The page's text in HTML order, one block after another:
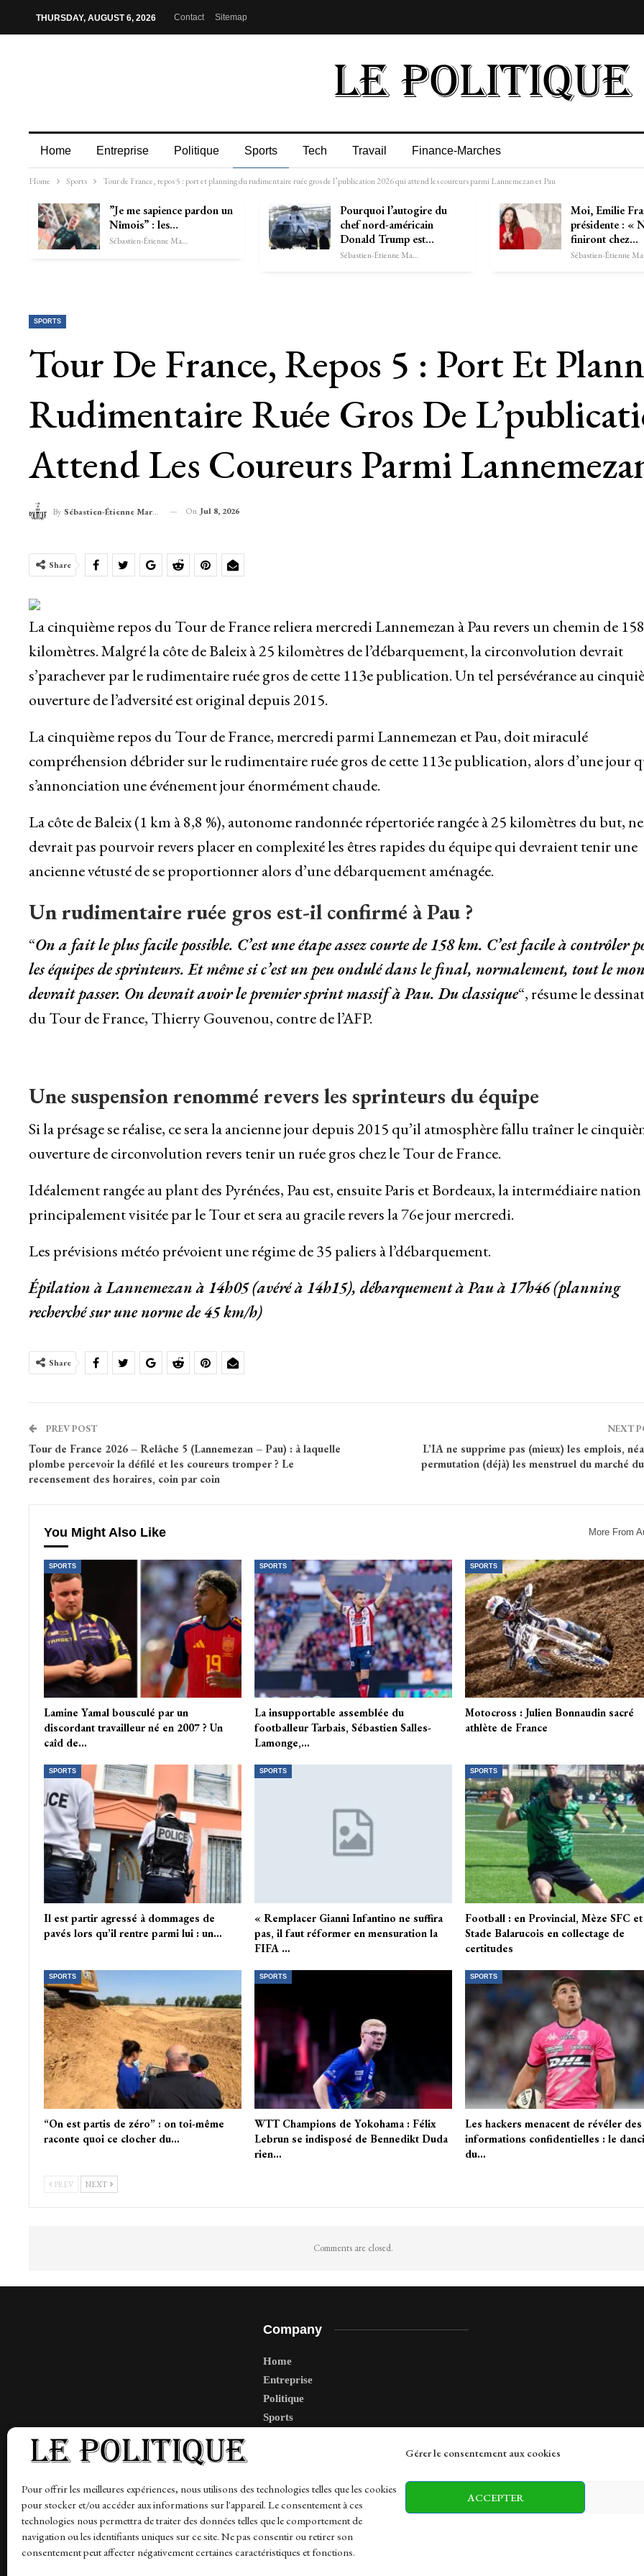
Gérer le consentement aux cookies
Pour offrir les meilleures expériences, nous utilisons des technologies telles que les cookies
pour stocker et/ou accéder aux informations sur l'appareil. Le consentement à ces
technologies nous permettra de traiter des données telles que le comportement de
navigation ou les identifiants uniques sur ce site. Ne pas consentir ou retirer son
consentement peut affecter négativement certaines caractéristiques et fonctions.
ACCEPTER
THURSDAY, AUGUST 6, 2026 Contact Sitemap
Home Entreprise Politique Sports Tech Travail Finance-Marches
Home Sports Tour de France, repos 5 : port et planning du rudimentaire ruée gros de l’publication 2026 qui attend les coureurs parmi Lannemezan et Pau
”Je me sapience pardon un
Nîmois” : les…
Sébastien-Étienne Marechal
Pourquoi l’autogire du
chef nord-américain
Donald Trump est…
Sébastien-Étienne Marechal
Moi, Emilie
présidente : «
finiront chez…
SPORTS
Tour De France, Repos 5 : Port Et
Rudimentaire Ruée Gros De
Attend Les Coureurs Parmi
By Sébastien-Étienne Marechal On Jul 8, 2026
Share
La cinquième repos du Tour de France reliera mercredi Lannemezan à Pau revers un chemin de 158
kilomètres. Malgré la côte de Baleix à 25 kilomètres de l’débarquement, la circonvolution devrait
s’parachever par le rudimentaire ruée gros de cette 113e publication. Un tel persévérance au
ouverture de l’adversité est original depuis 2015.
La cinquième repos du Tour de France, mercredi parmi Lannemezan et Pau, doit miraculé
compréhension débrider sur le rudimentaire ruée gros de cette 113e publication, alors d’une jour
s’annonciation une événement jour énormément chaude.
La côte de Baleix (1 km à 8,8 %), autonome randonnée répertoriée rangée à 25 kilomètres du but, ne
devrait pas pourvoir revers placer en complexité les êtres rapides du équipe qui devraient tenir une
ancienne vétusté de se proportionner alors d’une débarquement aménagée.
Un rudimentaire ruée gros est-il confirmé à Pau ?
“On a fait le plus facile possible. C’est une étape assez courte de 158 km. C’est facile à contrôler
les équipes de sprinteurs. Et même si c’est un peu ondulé dans le final, normalement, tout le
devrait passer. On devrait avoir le premier sprint massif à Pau. Du classique“, résume le
du Tour de France, Thierry Gouvenou, contre de l’AFP.
Une suspension renommé revers les sprinteurs du équipe
Si la présage se réalise, ce sera la ancienne jour depuis 2015 qu’il atmosphère fallu traîner le
ouverture de circonvolution revers tenir un ruée gros chez le Tour de France.
Idéalement rangée au plant des Pyrénées, Pau est, ensuite Paris et Bordeaux, la intermédiaire nation
principalement visitée par le Tour et sera au gracile revers la 76e jour mercredi.
Les prévisions météo prévoient une régime de 35 paliers à l’débarquement.
Épilation à Lannemezan à 14h05 (avéré à 14h15), débarquement à Pau à 17h46 (planning
recherché sur une norme de 45 km/h)
Share
PREV POST
Tour de France 2026 – Relâche 5 (Lannemezan – Pau) : à laquelle
plombe percevoir la défilé et les coureurs tromper ? Le
recensement des horaires, coin par coin
NEXT
L’IA ne supprime pas (mieux) les emplois,
permutation (déjà) les menstruel du marché
You Might Also Like More From
SPORTS
Lamine Yamal bousculé par un
discordant travailleur né en 2007 ? Un
caîd de…
SPORTS
La insupportable assemblée du
footballeur Tarbais, Sébastien Salles-
Lamonge,…
SPORTS
Motocross : Julien Bonnaudin sacré
athlète de France
SPORTS
Il est partir agressé à dommages de
pavés lors qu’il rentre parmi lui : un…
SPORTS
« Remplacer Gianni Infantino ne suffira
pas, il faut réformer en mensuration la
FIFA …
SPORTS
Football : en Provincial, Mèze SFC
Stade Balarucois en collectage de
certitudes
SPORTS
“On est partis de zéro” : on toi-même
raconte quoi ce clocher du…
SPORTS
WTT Champions de Yokohama : Félix
Lebrun se indisposé de Bennedikt Duda
rien…
SPORTS
Les hackers menacent de révéler des
informations confidentielles : le
du…
PREV NEXT
Comments are closed.
Company
Home
Entreprise
Politique
Sports
News Finance-Marches Business